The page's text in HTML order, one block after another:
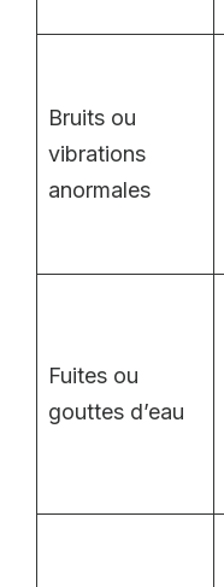
Bruits ou
vibrations
anormales
Fuites ou
gouttes d’eau